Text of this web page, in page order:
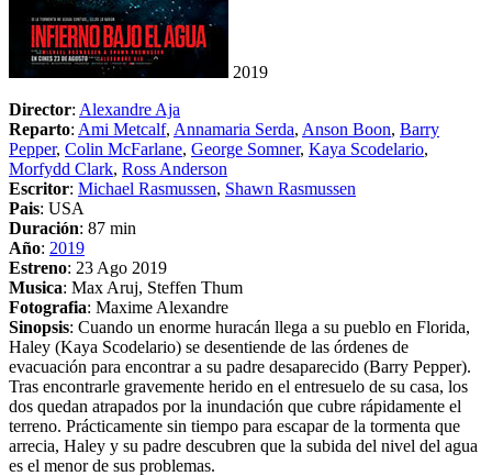
2019
Director: Alexandre Aja
Reparto: Ami Metcalf, Annamaria Serda, Anson Boon, Barry
Pepper, Colin McFarlane, George Somner, Kaya Scodelario,
Morfydd Clark, Ross Anderson
Escritor: Michael Rasmussen, Shawn Rasmussen
Pais: USA
Duración: 87 min
Año: 2019
Estreno: 23 Ago 2019
Musica: Max Aruj, Steffen Thum
Fotografia: Maxime Alexandre
Sinopsis: Cuando un enorme huracán llega a su pueblo en Florida,
Haley (Kaya Scodelario) se desentiende de las órdenes de
evacuación para encontrar a su padre desaparecido (Barry Pepper).
Tras encontrarle gravemente herido en el entresuelo de su casa, los
dos quedan atrapados por la inundación que cubre rápidamente el
terreno. Prácticamente sin tiempo para escapar de la tormenta que
arrecia, Haley y su padre descubren que la subida del nivel del agua
es el menor de sus problemas.